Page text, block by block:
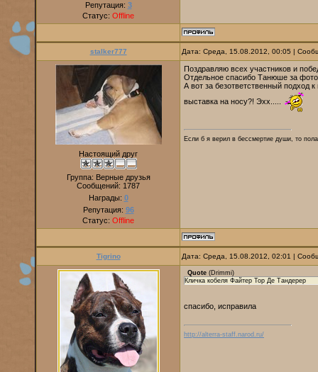
Репутация: 3
Статус: Offline
stalker777 Дата: Среда, 15.08.2012, 00:05 |
Настоящий друг
Группа: Верные друзья
Сообщений: 1787
Награды: 0
Репутация: 96
Статус: Offline
Поздравляю всех участников и
Отдельное спасибо Танюше за
А вот за безответственный подход
выставка на носу?! Эхх.....
Если б я верил в бессмертие души, то
Tigrino Дата: Среда, 15.08.2012, 02:01 |
Quote (Drimmi)
Кличка кобеля Файтер Тор Де Тандерер
спасибо, исправила
http://alterra-staff.narod.ru/